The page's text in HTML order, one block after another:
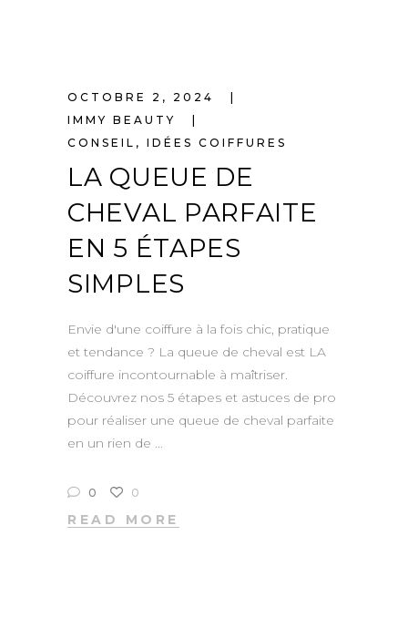
OCTOBRE 2, 2024
IMMY BEAUTY
CONSEIL , IDÉES COIFFURES
LA QUEUE DE
CHEVAL PARFAITE
EN 5 ÉTAPES
SIMPLES
Envie d'une coiffure à la fois chic, pratique
et tendance ? La queue de cheval est LA
coiffure incontournable à maîtriser.
Découvrez nos 5 étapes et astuces de pro
pour réaliser une queue de cheval parfaite
en un rien de
0 0
READ MORE